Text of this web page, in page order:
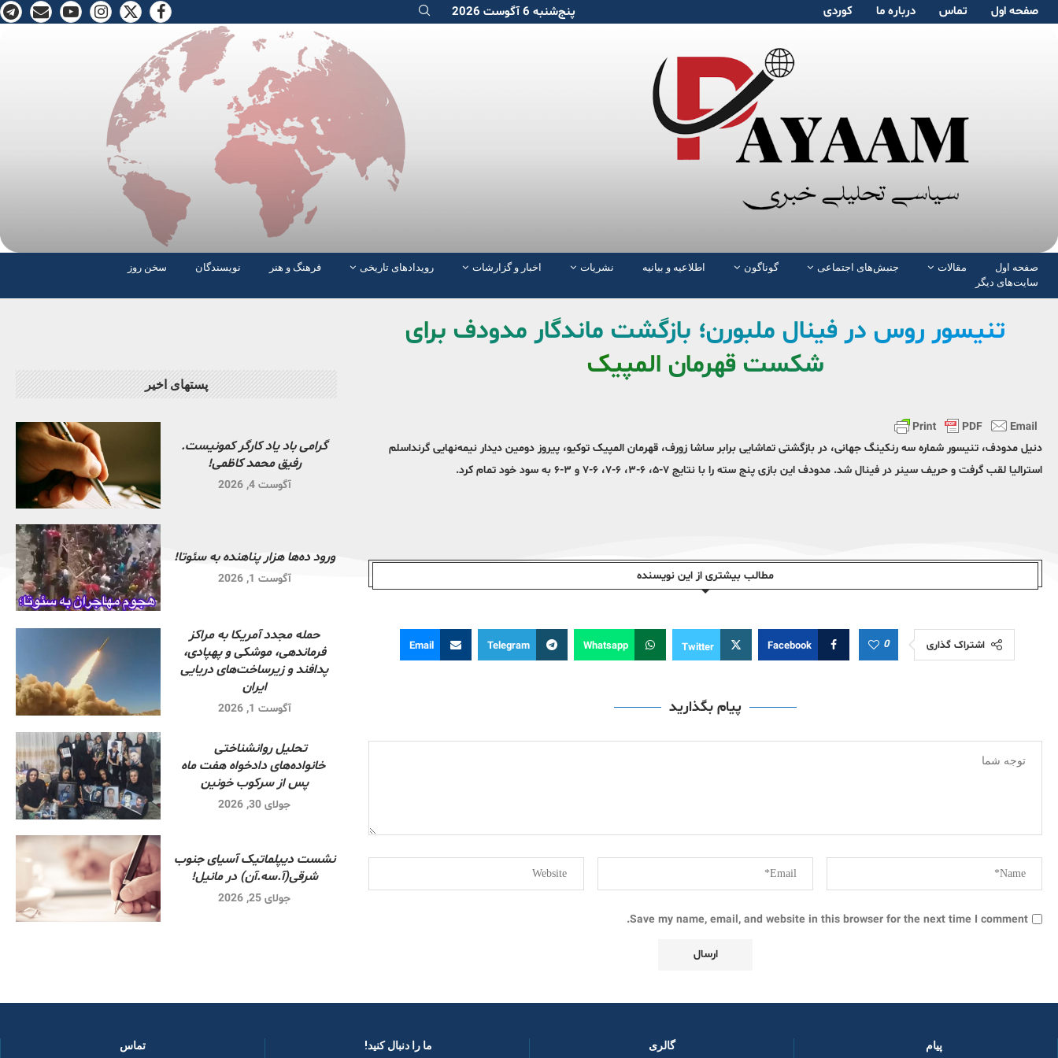
صفحە اول تماس دربارە ما کوردی پنج‌شنبه 6 آگوست 2026
صفحە اول مقالات جنبش‌های اجتماعی گوناگون اطلاعیه و بیانیه نشریات اخبار و گزارشات رویدادهای تاریخی فرهنگ و هنر نویسندگان
سخن روز
سایت‌های دیگر
تنیسور روس در فینال ملبورن؛ بازگشت ماندگار مدودف برای
شکست قهرمان المپیک
دنیل مدودف، تنیسور شماره سه رنکینگ جهانی، در بازگشتی تماشایی برابر ساشا زورف، قهرمان المپیک توکیو، پیروز دومین دیدار نیمه‌نهایی گرنداسلم
استرالیا لقب گرفت و حریف سینر در فینال شد. مدودف این بازی پنج سته را با نتایج ۷-۵، ۶-۳، ۶-۷، ۶-۷ و ۳-۶ به سود خود تمام کرد.
مطالب بیشتری از این نویسندە
اشتراک گذاری 0
Facebook
Twitter
Whatsapp
Telegram
Email
پیام بگذارید
Save my name, email, and website in this browser for the next time I comment.
پستهای اخیر
گرامی باد یاد کارگر کمونیست.
رفیق محمد کاظمی!
آگوست 4, 2026
ورود ده‌ها هزار پناهنده به سئوتا!
آگوست 1, 2026
حمله مجدد آمریکا به مراکز
فرماندهی، موشکی و پهپادی،
پدافند و زیرساخت‌های دریایی
ایران
آگوست 1, 2026
تحلیل روانشناختی
خانواده‌های دادخواه هفت ماه
پس از سرکوب خونین
جولای 30, 2026
نشست دیپلماتیک آسیای جنوب
شرقی‌(آ.سه.آن) در مانیل!
جولای 25, 2026
پیام گالری ما را دنبال کنید! ​ تماس